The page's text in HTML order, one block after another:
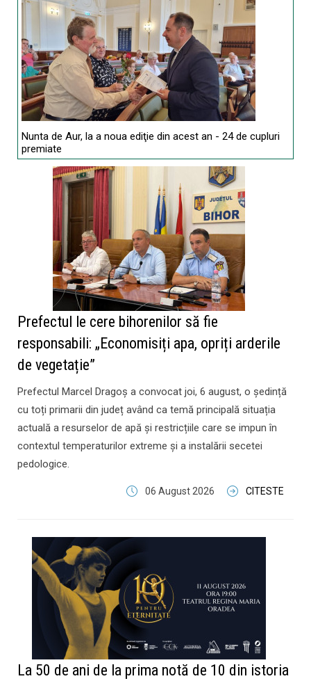
Nunta de Aur, la a noua ediţie din acest an - 24 de cupluri
premiate
Prefectul le cere bihorenilor să fie
responsabili: „Economisiți apa, opriți arderile
de vegetație”
Prefectul Marcel Dragoş a convocat joi, 6 august, o ședință
cu toți primarii din județ având ca temă principală situația
actuală a resurselor de apă și restricțiile care se impun în
contextul temperaturilor extreme și a instalării secetei
pedologice.
06 August 2026 CITESTE
La 50 de ani de la prima notă de 10 din istoria